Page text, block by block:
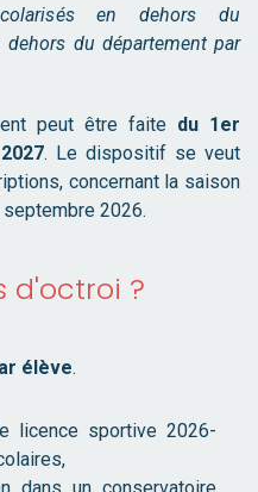
en dehors du
du département par
peut être faite du 1er
. Le dispositif se veut
concernant la saison
2026.
d'octroi ?
élève.
licence sportive 2026-